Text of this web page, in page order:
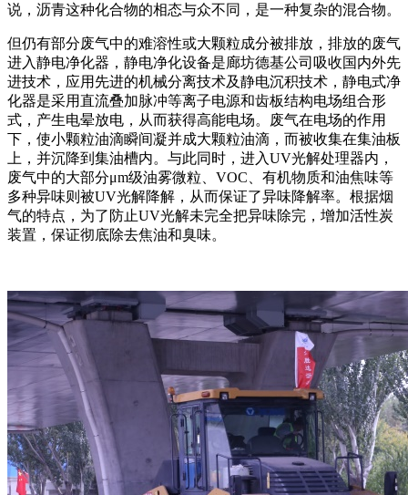
说，沥青这种化合物的相态与众不同，是一种复杂的混合物。
但仍有部分废气中的难溶性或大颗粒成分被排放，排放的废气
进入静电净化器，静电净化设备是廊坊德基公司吸收国内外先
进技术，应用先进的机械分离技术及静电沉积技术，静电式净
化器是采用直流叠加脉冲等离子电源和齿板结构电场组合形
式，产生电晕放电，从而获得高能电场。废气在电场的作用
下，使小颗粒油滴瞬间凝并成大颗粒油滴，而被收集在集油板
上，并沉降到集油槽内。与此同时，进入UV光解处理器内，
废气中的大部分μm级油雾微粒、VOC、有机物质和油焦味等
多种异味则被UV光解降解，从而保证了异味降解率。根据烟
气的特点，为了防止UV光解未完全把异味除完，增加活性炭
装置，保证彻底除去焦油和臭味。